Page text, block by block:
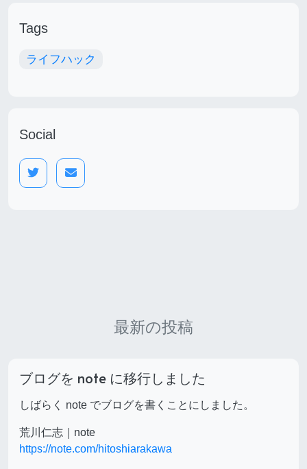
Tags
ライフハック
Social
最新の投稿
ブログを note に移行しました
しばらく note でブログを書くことにしました。
荒川仁志｜note
https://note.com/hitoshiarakawa